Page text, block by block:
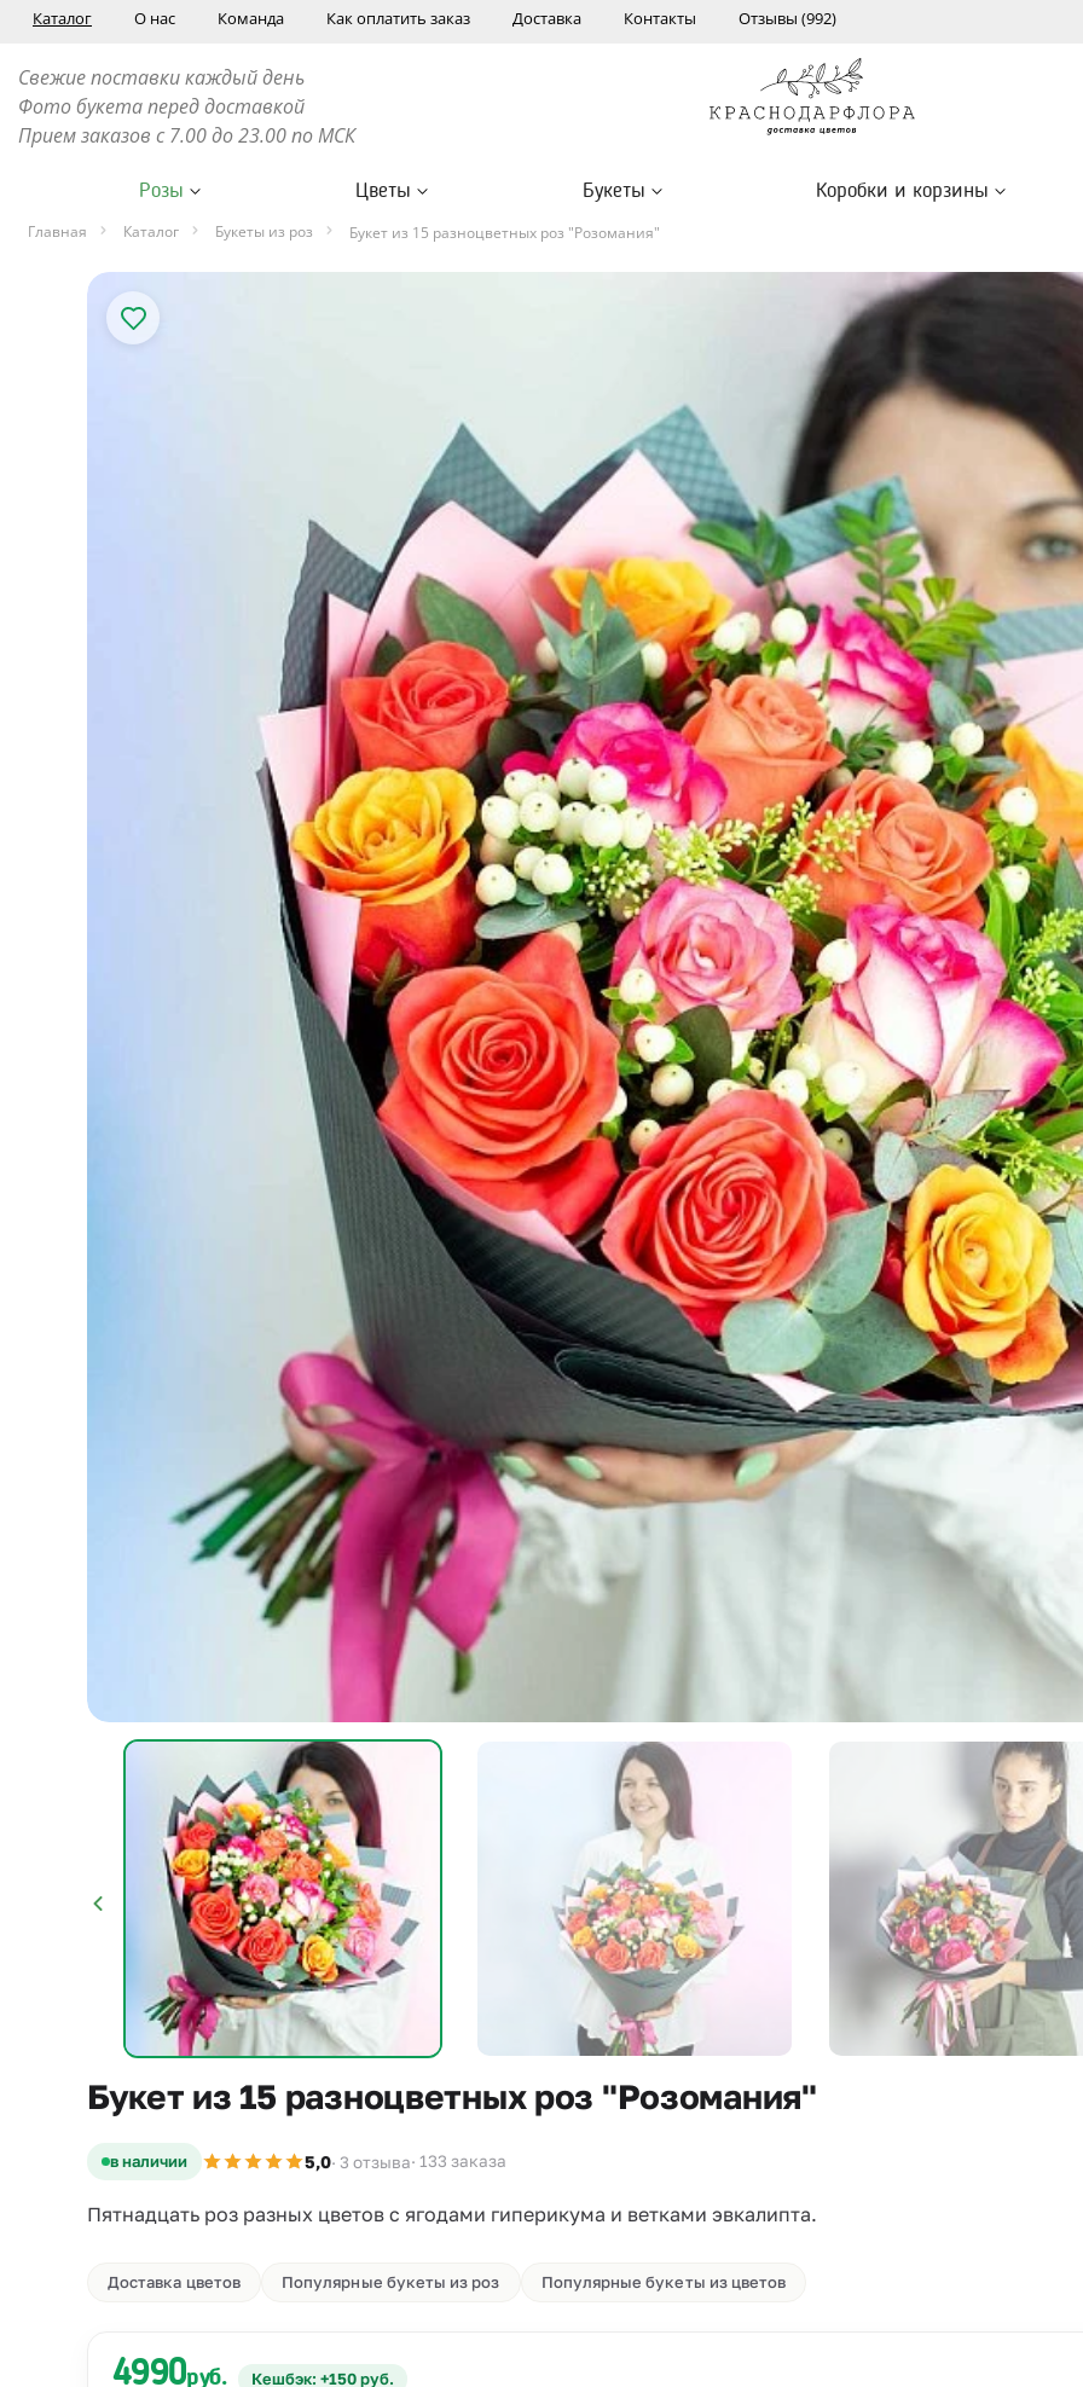
Каталог О нас Команда Как оплатить заказ Доставка Контакты Отзывы (992)
Свежие поставки каждый день
Фото букета перед доставкой
Прием заказов с 7.00 до 23.00 по МСК
Розы Цветы Букеты Коробки и корзины
Главная Каталог Букеты из роз Букет из 15 разноцветных роз "Розомания"
Букет из 15 разноцветных роз "Розомания"
в наличии 5,0· 3 отзыва· 133 заказа
Пятнадцать роз разных цветов с ягодами гиперикума и ветками эвкалипта.
Доставка цветов Популярные букеты из роз Популярные букеты из цветов
4990руб. Кешбэк: +150 руб.